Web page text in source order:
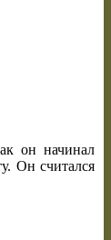
он начинал
Он считался